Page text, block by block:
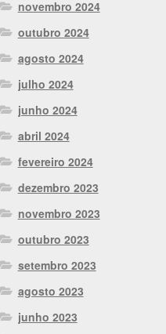
novembro 2024
outubro 2024
agosto 2024
julho 2024
junho 2024
abril 2024
fevereiro 2024
dezembro 2023
novembro 2023
outubro 2023
setembro 2023
agosto 2023
junho 2023